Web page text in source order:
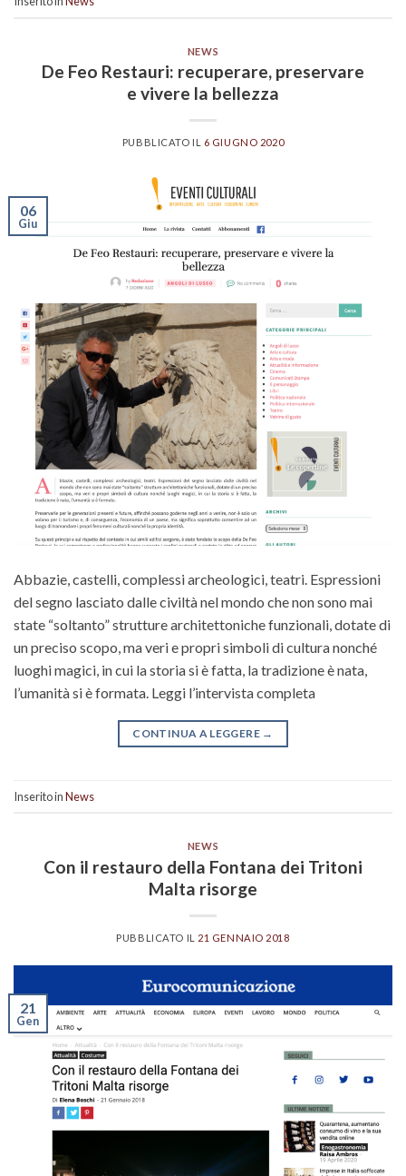
NEWS
De Feo Restauri: recuperare, preservare
e vivere la bellezza
PUBBLICATO IL 6 GIUGNO 2020
06
Giu
Abbazie, castelli, complessi archeologici, teatri. Espressioni
del segno lasciato dalle civiltà nel mondo che non sono mai
state “soltanto” strutture architettoniche funzionali, dotate di
un preciso scopo, ma veri e propri simboli di cultura nonché
luoghi magici, in cui la storia si è fatta, la tradizione è nata,
l’umanità si è formata. Leggi l’intervista completa
CONTINUA A LEGGERE →
Inserito inNews
NEWS
Con il restauro della Fontana dei Tritoni
Malta risorge
PUBBLICATO IL 21 GENNAIO 2018
21
Gen